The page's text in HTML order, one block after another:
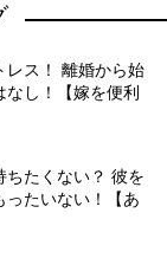
レス！ 離婚から始
し！【嫁を便利
ちたくない？ 彼を
ったいない！【あ